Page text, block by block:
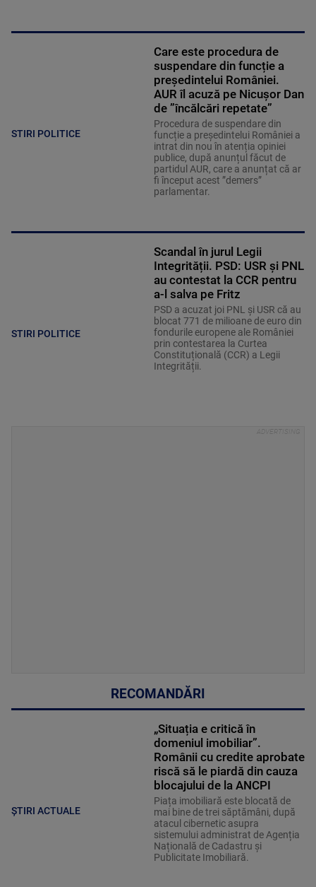
STIRI POLITICE
Care este procedura de
suspendare din funcție a
președintelui României.
AUR îl acuză pe Nicușor Dan
de ”încălcări repetate”
Procedura de suspendare din
funcție a președintelui României a
intrat din nou în atenția opiniei
publice, după anunțul făcut de
partidul AUR, care a anunțat că ar
fi început acest ”demers”
parlamentar.
STIRI POLITICE
Scandal în jurul Legii
Integrității. PSD: USR și PNL
au contestat la CCR pentru
a-l salva pe Fritz
PSD a acuzat joi PNL și USR că au
blocat 771 de milioane de euro din
fondurile europene ale României
prin contestarea la Curtea
Constituțională (CCR) a Legii
Integrității.
RECOMANDĂRI
ȘTIRI ACTUALE
„Situația e critică în
domeniul imobiliar”.
Românii cu credite aprobate
riscă să le piardă din cauza
blocajului de la ANCPI
Piața imobiliară este blocată de
mai bine de trei săptămâni, după
atacul cibernetic asupra
sistemului administrat de Agenția
Națională de Cadastru și
Publicitate Imobiliară.